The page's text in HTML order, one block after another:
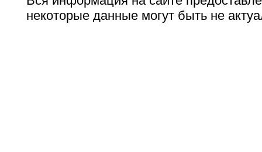
некоторые данные могут быть не